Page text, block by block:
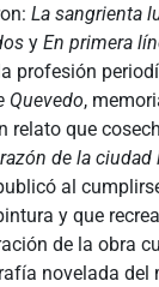
La sangrienta
y En primera
profesión
Quevedo,
relato que
de la ciudad
al
y que
de la obra
novelada del